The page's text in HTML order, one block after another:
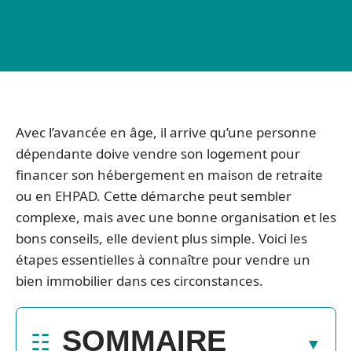
Avec l’avancée en âge, il arrive qu’une personne
dépendante doive vendre son logement pour
financer son hébergement en maison de retraite
ou en EHPAD. Cette démarche peut sembler
complexe, mais avec une bonne organisation et les
bons conseils, elle devient plus simple. Voici les
étapes essentielles à connaître pour vendre un
bien immobilier dans ces circonstances.
SOMMAIRE